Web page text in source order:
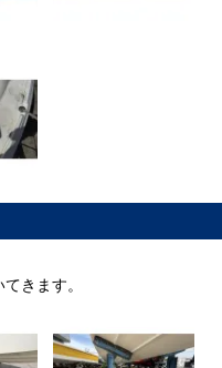
きます。